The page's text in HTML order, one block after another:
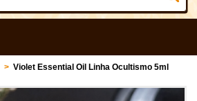
> Violet Essential Oil Linha Ocultismo 5ml